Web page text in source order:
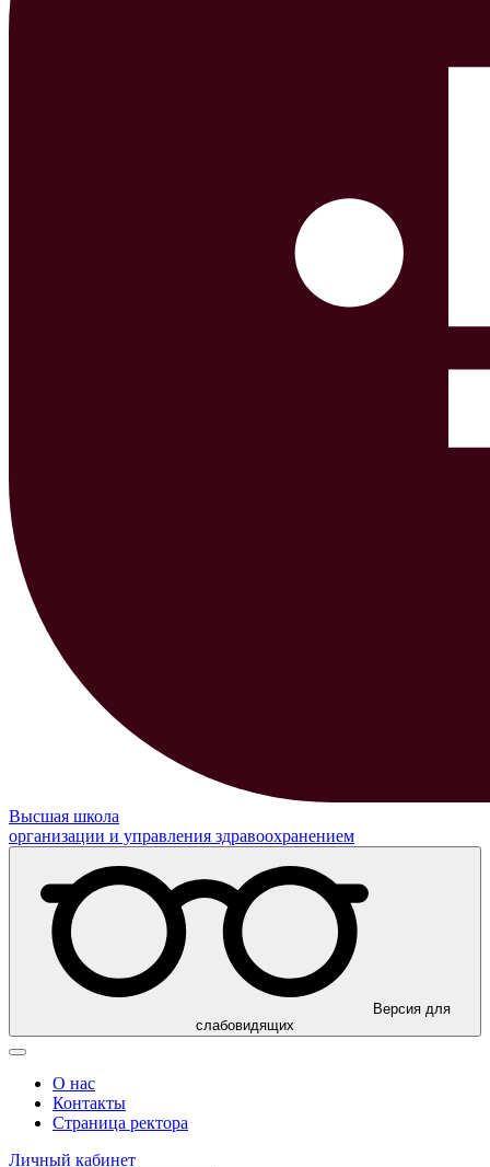
Высшая школа
организации и управления здравоохранением
Версия для
слабовидящих
О нас
Контакты
Страница ректора
Личный кабинет